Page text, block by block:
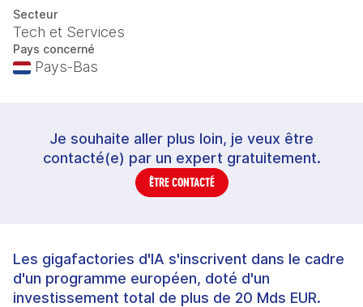
Secteur
Tech et Services
Pays concerné
Pays-Bas
Je souhaite aller plus loin, je veux être
contacté(e) par un expert gratuitement.
ÊTRE CONTACTÉ
Les gigafactories d'IA s'inscrivent dans le cadre
d'un programme européen, doté d'un
investissement total de plus de 20 Mds EUR.